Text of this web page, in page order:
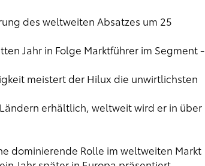
des weltweiten Absatzes um 25
Jahr in Folge Marktführer im Segment -
meistert der Hilux die unwirtlichsten
erhältlich, weltweit wird er in über
dominierende Rolle im weltweiten Markt